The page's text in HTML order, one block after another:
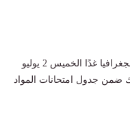
ومن المقرر أن يؤدي طلاب الشعبة الأدبية بالنظام الجديد امتحان مادة الجغرافيا غدًا الخميس 2 يوليو
ضمن جدول امتحانات المواد